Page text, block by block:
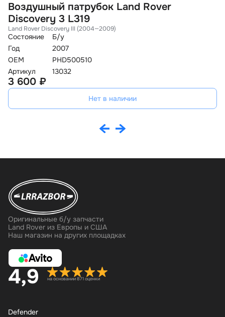
Воздушный патрубок Land Rover
Discovery 3 L319
Land Rover Discovery III (2004—2009)
Состояние
Б/у
Год
2007
OEM
PHD500510
Артикул
13032
3 600 ₽
Нет в наличии
Оригинальные б/у запчасти
Land Rover из Европы и США
Наш магазин на других площадках
4,9 на основании 871 оценки
Defender